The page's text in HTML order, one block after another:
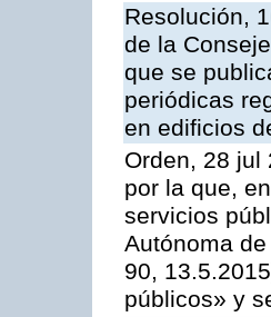
Resolución,
de la
que se
periódicas
en edificios
Orden, 28 jul
por la que,
servicios
Autónoma
90,
públicos» y